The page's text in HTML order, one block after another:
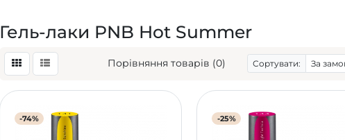
Гель-лаки PNB Hot Summer
Порівняння товарів (0) Сортувати:
-74% -25%